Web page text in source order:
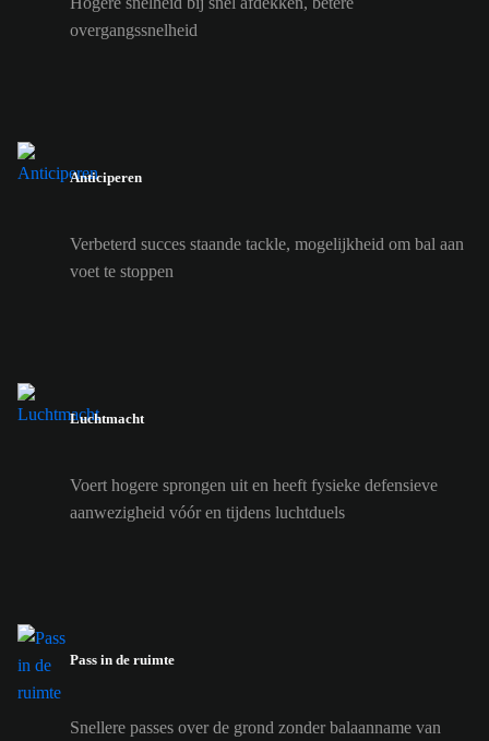
overgangssnelheid
Anticiperen
Verbeterd succes staande tackle, mogelijkheid om bal aan
voet te stoppen
Luchtmacht
Voert hogere sprongen uit en heeft fysieke defensieve
aanwezigheid vóór en tijdens luchtduels
Pass in de ruimte
Snellere passes over de grond zonder balaanname van